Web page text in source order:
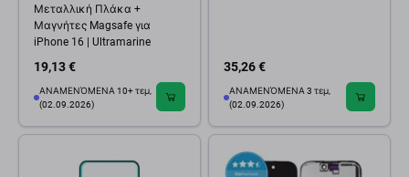
Μεταλλική Πλάκα +
Μαγνήτες Magsafe για
iPhone 16 | Ultramarine
19,13 €
ΑΝΑΜΕΝΌΜΕΝΑ 10+ τεμ,
(02.09.2026)
35,26 €
ΑΝΑΜΕΝΌΜΕΝΑ 3 τεμ,
(02.09.2026)